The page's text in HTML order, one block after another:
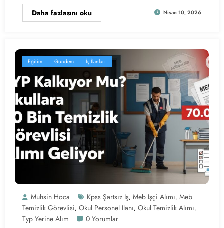
Daha fazlasını oku Nisan 10, 2026
Eğitim Gündem İş İlanları
Muhsin Hoca Kpss Şartsız Iş, Meb Işçi Alımı, Meb
Temizlik Görevlisi, Okul Personel Ilanı, Okul Temizlik Alımı,
Typ Yerine Alım 0 Yorumlar